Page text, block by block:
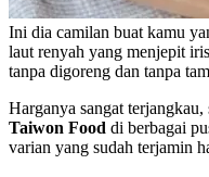
Ini dia camilan buat kamu
laut renyah yang menjepit
tanpa digoreng dan tanpa
Harganya sangat
Taiwon Food di berbagai
varian yang sudah terjamin